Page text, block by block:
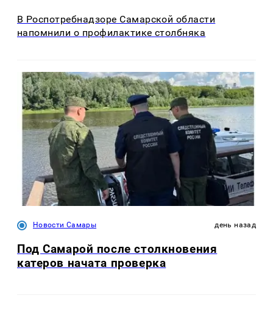
В Роспотребнадзоре Самарской области
напомнили о профилактике столбняка
Новости Самары день назад
Под Самарой после столкновения
катеров начата проверка